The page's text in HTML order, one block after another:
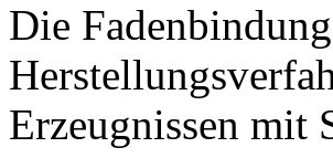
Die
Erzeugnissen mit